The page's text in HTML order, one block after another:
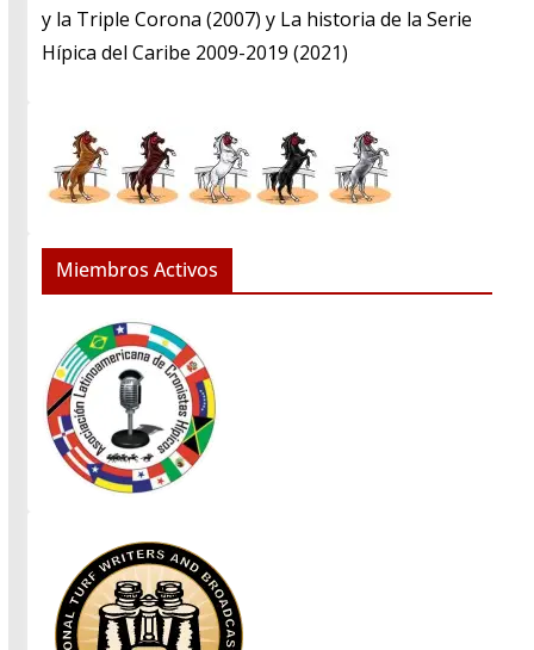
y la Triple Corona (2007) y La historia de la Serie
Hípica del Caribe 2009-2019 (2021)
Miembros Activos